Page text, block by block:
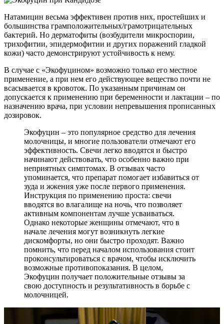
Натамицин весьма эффективен против них, простейших и
большинства грамположительных/грамотрицательных
бактерий. Но дерматофиты (возбудители микроспории,
трихофитии, эпидермофитии и других поражений гладкой
кожи) часто демонстрируют устойчивость к нему.
В случае с «Экофуцином» возможно только его местное
применение, а при нем его действующее вещество почти не
всасывается в кровоток. По указанным причинам он
допускается к применению при беременности и лактации – по
назначению врача, при условии непревышения прописанных
дозировок.
Экофуцин – это популярное средство для лечения
молочницы, и многие пользователи отмечают его
эффективность. Свечи легко вводятся и быстро
начинают действовать, что особенно важно при
неприятных симптомах. В отзывах часто
упоминается, что препарат помогает избавиться от
зуда и жжения уже после первого применения.
Инструкция по применению проста: свечи
вводятся во влагалище на ночь, что позволяет
активным компонентам лучше усваиваться.
Однако некоторые женщины отмечают, что в
начале лечения могут возникнуть легкие
дискомфорты, но они быстро проходят. Важно
помнить, что перед началом использования стоит
проконсультироваться с врачом, чтобы исключить
возможные противопоказания. В целом,
Экофуцин получает положительные отзывы за
свою доступность и результативность в борьбе с
молочницей.